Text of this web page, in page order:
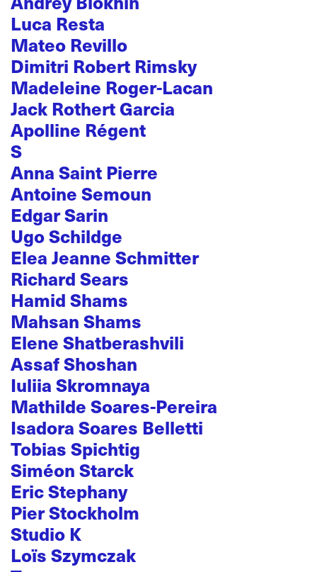
Luca Resta
Mateo Revillo
Dimitri Robert Rimsky
Madeleine Roger-Lacan
Jack Rothert Garcia
Apolline Régent
S
Anna Saint Pierre
Antoine Semoun
Edgar Sarin
Ugo Schildge
Elea Jeanne Schmitter
Richard Sears
Hamid Shams
Mahsan Shams
Elene Shatberashvili
Assaf Shoshan
Iuliia Skromnaya
Mathilde Soares-Pereira
Isadora Soares Belletti
Tobias Spichtig
Siméon Starck
Eric Stephany
Pier Stockholm
Studio K
Loïs Szymczak